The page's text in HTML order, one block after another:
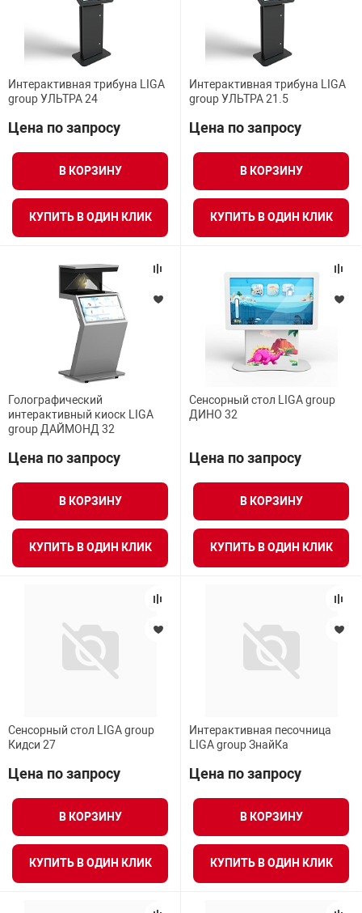
Интерактивная трибуна LIGA
group УЛЬТРА 24
Цена по запросу
В КОРЗИНУ
КУПИТЬ В ОДИН КЛИК
Интерактивная трибуна LIGA
group УЛЬТРА 21.5
Цена по запросу
В КОРЗИНУ
КУПИТЬ В ОДИН КЛИК
Голографический
интерактивный киоск LIGA
group ДАЙМОНД 32
Цена по запросу
В КОРЗИНУ
КУПИТЬ В ОДИН КЛИК
Сенсорный стол LIGA group
ДИНО 32
Цена по запросу
В КОРЗИНУ
КУПИТЬ В ОДИН КЛИК
Сенсорный стол LIGA group
Кидси 27
Цена по запросу
В КОРЗИНУ
КУПИТЬ В ОДИН КЛИК
Интерактивная песочница
LIGA group ЗнайКа
Цена по запросу
В КОРЗИНУ
КУПИТЬ В ОДИН КЛИК